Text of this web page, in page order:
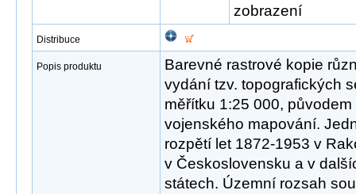
zobrazení
Distribuce
Popis produktu
Barevné rastrové kopie
vydání tzv. topografických
měřítku 1:25 000,
vojenského mapování.
rozpětí let 1872-1953 v
v Československu a v
státech. Územní rozsah